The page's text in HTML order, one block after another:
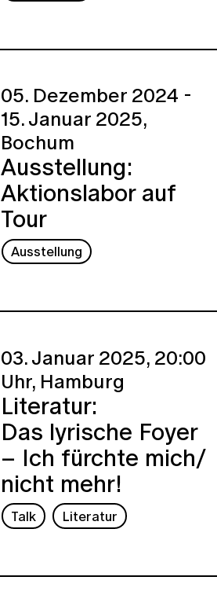
05. Dezember 2024 -
15. Januar 2025,
Bochum
Ausstellung:
Aktionslabor auf
Tour
Ausstellung
03. Januar 2025,20:00
Uhr, Hamburg
Literatur:
Das lyrische Foyer
– Ich fürchte mich/
nicht mehr!
Talk Literatur